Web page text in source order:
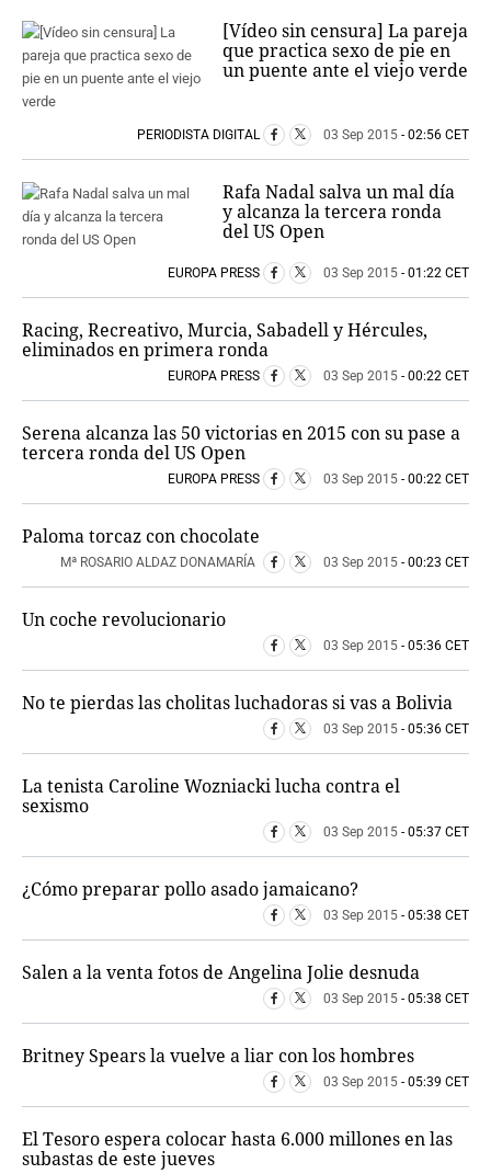
[Vídeo sin censura] La pareja
que practica sexo de pie en
un puente ante el viejo verde
PERIODISTA DIGITAL 03 Sep 2015 - 02:56 CET
Rafa Nadal salva un mal día
y alcanza la tercera ronda
del US Open
EUROPA PRESS 03 Sep 2015 - 01:22 CET
Racing, Recreativo, Murcia, Sabadell y Hércules,
eliminados en primera ronda
EUROPA PRESS 03 Sep 2015 - 00:22 CET
Serena alcanza las 50 victorias en 2015 con su pase a
tercera ronda del US Open
EUROPA PRESS 03 Sep 2015 - 00:22 CET
Paloma torcaz con chocolate
Mª ROSARIO ALDAZ DONAMARÍA 03 Sep 2015 - 00:23 CET
Un coche revolucionario
03 Sep 2015 - 05:36 CET
No te pierdas las cholitas luchadoras si vas a Bolivia
03 Sep 2015 - 05:36 CET
La tenista Caroline Wozniacki lucha contra el
sexismo
03 Sep 2015 - 05:37 CET
¿Cómo preparar pollo asado jamaicano?
03 Sep 2015 - 05:38 CET
Salen a la venta fotos de Angelina Jolie desnuda
03 Sep 2015 - 05:38 CET
Britney Spears la vuelve a liar con los hombres
03 Sep 2015 - 05:39 CET
El Tesoro espera colocar hasta 6.000 millones en las
subastas de este jueves